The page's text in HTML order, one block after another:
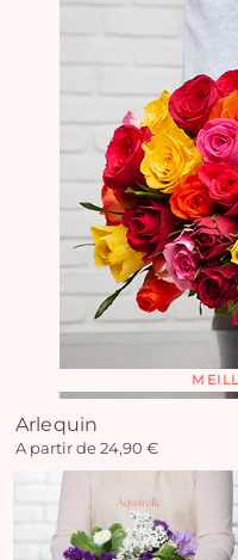
Arlequin
A partir de 24,90 €